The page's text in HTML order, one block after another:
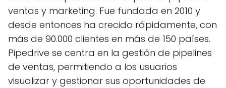
ventas y marketing. Fue fundada en 2010 y
desde entonces ha crecido rápidamente, con
más de 90.000 clientes en más de 150 países.
Pipedrive se centra en la gestión de pipelines
de ventas, permitiendo a los usuarios
visualizar y gestionar sus oportunidades de